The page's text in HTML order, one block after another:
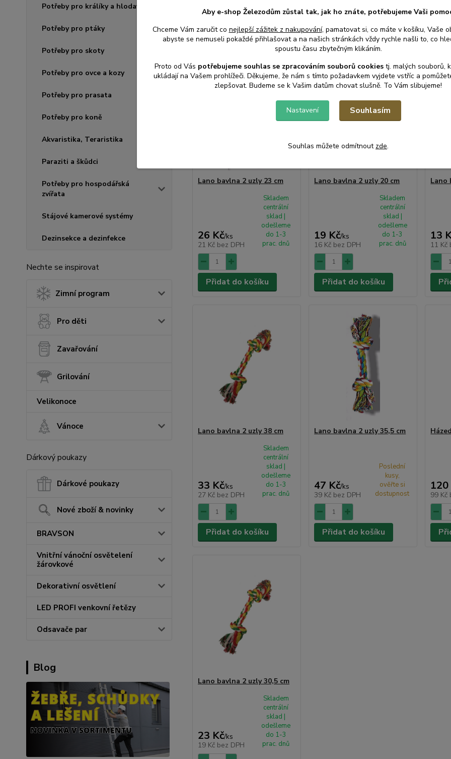
Potřeby pro králíky a hlodavce
Potřeby pro ptáky
Potřeby pro skoty
Potřeby pro ovce a kozy
Potřeby pro prasata
Potřeby pro koně
Akvaristika, Teraristika
Paraziti a škůdci
Potřeby pro hospodářská
zvířata
Stájové kamerové systémy
Dezinsekce a dezinfekce
Nechte se inspirovat
Zimní program
Pro děti
Zavařování
Grilování
Velikonoce
Vánoce
Dárkový poukazy
Dárkové poukazy
Nové zboží & novinky
BRAVSON
Vnitřní vánoční osvětelení
žárovkové
Dekorativní osvětlení
LED PROFI venkovní řetězy
Odsavače par
Blog
Přidat do košíku Přidat do košíku
Lano bavlna 2 uzly 23 cm
26 Kč/ks
21 Kč bez DPH
Skladem
centrální
sklad |
odešleme
do 1-3
prac. dnů
Přidat do košíku
Lano bavlna 2 uzly 20 cm
19 Kč/ks
16 Kč bez DPH
Skladem
centrální
sklad |
odešleme
do 1-3
prac. dnů
Přidat do košíku
Lano
13
11 Kč
Lano bavlna 2 uzly 38 cm
33 Kč/ks
27 Kč bez DPH
Skladem
centrální
sklad |
odešleme
do 1-3
prac. dnů
Přidat do košíku
Lano bavlna 2 uzly 35,5 cm
47 Kč/ks
39 Kč bez DPH
Poslední
kusy,
ověřte si
dostupnost
Přidat do košíku
120
99 Kč
Lano bavlna 2 uzly 30,5 cm
23 Kč/ks
19 Kč bez DPH
Skladem
centrální
sklad |
odešleme
do 1-3
prac. dnů
Aby e-shop Železodům zůstal tak, jak ho znáte, potřebujeme Vaši
Chceme Vám zaručit co nejlepší zážitek z nakupování, pamatovat si, co máte v košíku, Vaše
abyste se nemuseli pokaždé přihlašovat a na našich stránkách vždy rychle našli to, co
spoustu času zbytečným klikáním.
Proto od Vás potřebujeme souhlas se zpracováním souborů cookies tj. malých souborů,
ukládají na Vašem prohlížeči. Děkujeme, že nám s tímto požadavkem vyjdete vstříc a
zlepšovat. Budeme se k Vašim datům chovat slušně. To Vám slibujeme!
Nastavení Souhlasím
Souhlas můžete odmítnout zde.